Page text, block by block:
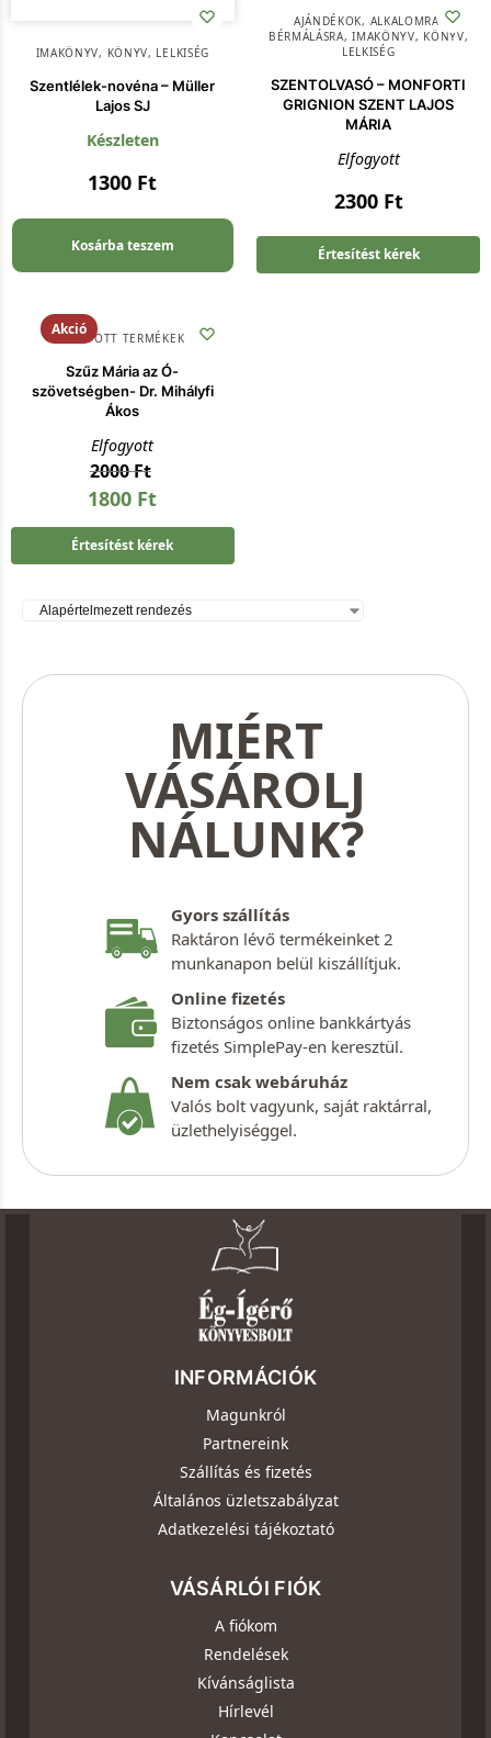
IMAKÖNYV, KÖNYV, LELKISÉG
Szentlélek-novéna – Müller
Lajos SJ
Készleten
1300 Ft
Kosárba teszem
AJÁNDÉKOK, ALKALOMRA
BÉRMÁLÁSRA,IMAKÖNYV, KÖNYV,
LELKISÉG
SZENTOLVASÓ – MONFORTI
GRIGNION SZENT LAJOS
MÁRIA
Elfogyott
2300 Ft
Értesítést kérek
Akció
KIFUTOTT TERMÉKEK
Szűz Mária az Ó-
szövetségben- Dr. Mihályfi
Ákos
Elfogyott
2000Ft
1800 Ft
Értesítést kérek
MIÉRT
VÁSÁROLJ
NÁLUNK?
Gyors szállítás
Raktáron lévő termékeinket 2
munkanapon belül kiszállítjuk.
Online fizetés
Biztonságos online bankkártyás
fizetés SimplePay-en keresztül.
Nem csak webáruház
Valós bolt vagyunk, saját raktárral,
üzlethelyiséggel.
INFORMÁCIÓK
Magunkról
Partnereink
Szállítás és fizetés
Általános üzletszabályzat
Adatkezelési tájékoztató
VÁSÁRLÓI FIÓK
A fiókom
Rendelések
Kívánságlista
Hírlevél